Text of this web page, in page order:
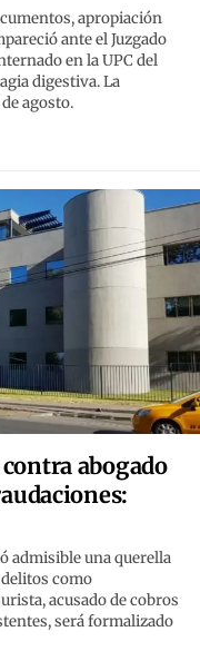
apropiación
ante el Juzgado
en la UPC del
digestiva. La
agosto.
abogado
admisible una querella
como
acusado de cobros
será formalizado